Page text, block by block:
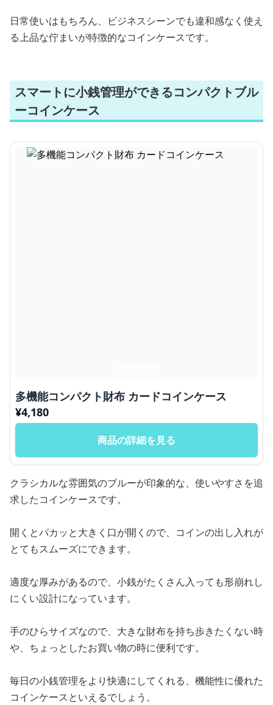
日常使いはもちろん、ビジネスシーンでも違和感なく使え
る上品な佇まいが特徴的なコインケースです。
スマートに小銭管理ができるコンパクトブル
ーコインケース
多機能コンパクト財布 カードコインケース
¥4,180
商品の詳細を見る
クラシカルな雰囲気のブルーが印象的な、使いやすさを追
求したコインケースです。
開くとパカッと大きく口が開くので、コインの出し入れが
とてもスムーズにできます。
適度な厚みがあるので、小銭がたくさん入っても形崩れし
にくい設計になっています。
手のひらサイズなので、大きな財布を持ち歩きたくない時
や、ちょっとしたお買い物の時に便利です。
毎日の小銭管理をより快適にしてくれる、機能性に優れた
コインケースといえるでしょう。